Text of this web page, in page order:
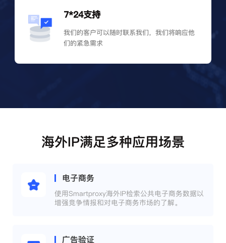
7*24支持
我们的客户可以随时联系我们，我们将响应他
们的紧急需求
海外IP满足多种应用场景
电子商务
使用Smartproxy海外IP检索公共电子商务数据以
增强竞争情报和对电子商务市场的了解。
广告验证